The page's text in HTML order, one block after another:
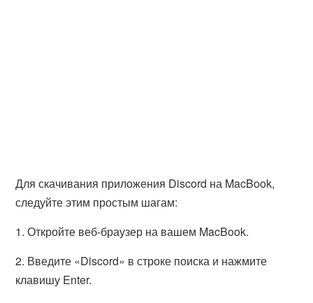
Для скачивания приложения Discord на MacBook,
следуйте этим простым шагам:
1. Откройте веб-браузер на вашем MacBook.
2. Введите «Discord» в строке поиска и нажмите
клавишу Enter.